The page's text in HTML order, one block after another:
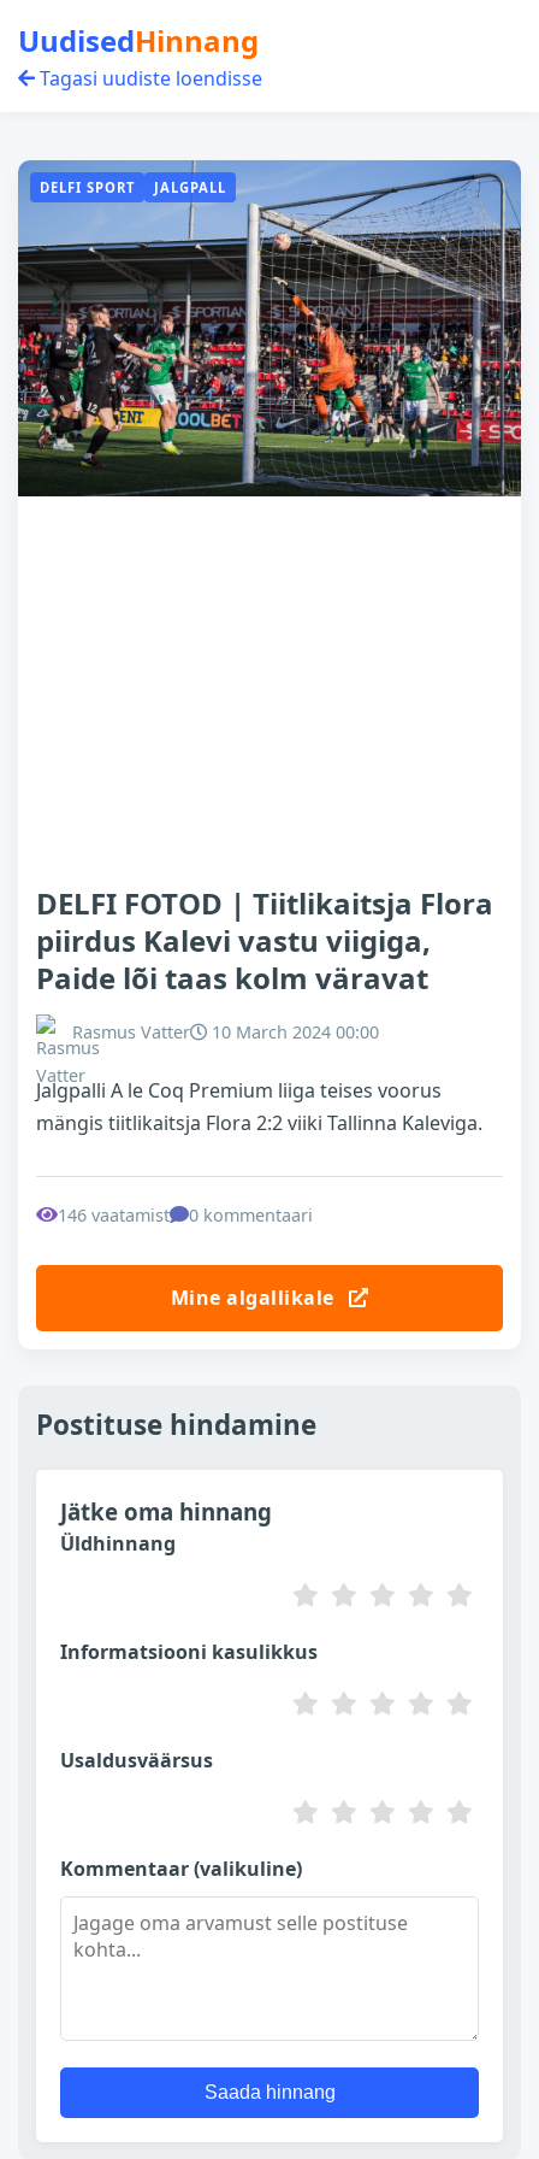
UudisedHinnang
Tagasi uudiste loendisse
DELFI SPORT JALGPALL
DELFI FOTOD | Tiitlikaitsja Flora
piirdus Kalevi vastu viigiga,
Paide lõi taas kolm väravat
Rasmus Vatter 10 March 2024 00:00
Jalgpalli A le Coq Premium liiga teises voorus
mängis tiitlikaitsja Flora 2:2 viiki Tallinna Kaleviga.
146 vaatamist 0 kommentaari
Mine algallikale
Postituse hindamine
Jätke oma hinnang
Üldhinnang
Informatsiooni kasulikkus
Usaldusväärsus
Kommentaar (valikuline)
Saada hinnang